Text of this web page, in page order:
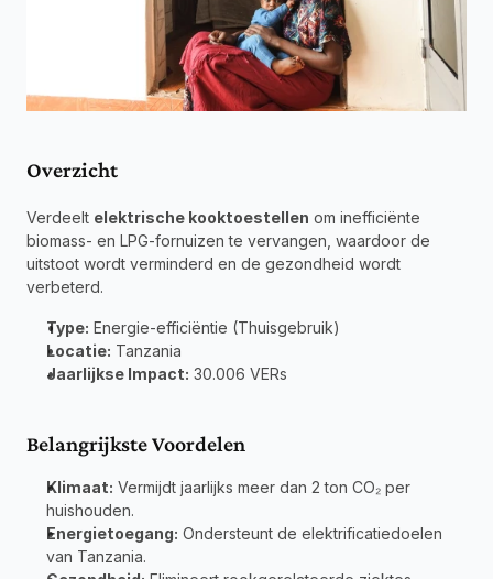
Overzicht
Verdeelt elektrische kooktoestellen om inefficiënte
biomass- en LPG-fornuizen te vervangen, waardoor de
uitstoot wordt verminderd en de gezondheid wordt
verbeterd.
Type: Energie-efficiëntie (Thuisgebruik)
Locatie: Tanzania
Jaarlijkse Impact: 30.006 VERs
Belangrijkste Voordelen
Klimaat: Vermijdt jaarlijks meer dan 2 ton CO₂ per
huishouden.
Energietoegang: Ondersteunt de elektrificatiedoelen
van Tanzania.